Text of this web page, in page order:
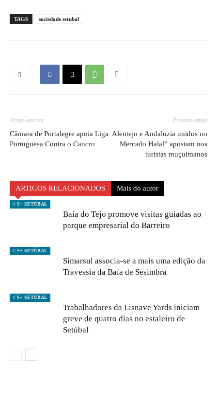
TAGS sociedade setubal
Artigo anterior
Câmara de Portalegre apoia Liga
Portuguesa Contra o Cancro
Próximo artigo
Alentejo e Andaluzia unidos no
Mercado Halal” apostam nos
turistas muçulmanos
ARTIGOS RELACIONADOS Mais do autor
// S+ SETÚBAL
Baía do Tejo promove visitas guiadas ao
parque empresarial do Barreiro
// S+ SETÚBAL
Simarsul associa-se a mais uma edição da
Travessia da Baía de Sesimbra
// S+ SETÚBAL
Trabalhadores da Lisnave Yards iniciam
greve de quatro dias no estaleiro de
Setúbal